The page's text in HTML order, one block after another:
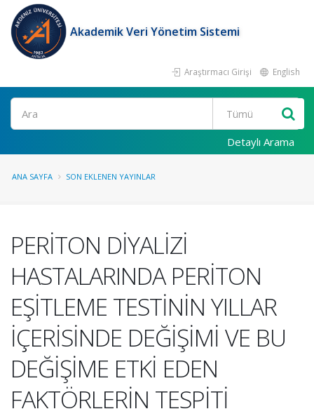
Akademik Veri Yönetim Sistemi
Araştırmacı Girişi English
Ara
Detaylı Arama
ANA SAYFA SON EKLENEN YAYINLAR
PERİTON DİYALİZİ
HASTALARINDA PERİTON
EŞİTLEME TESTİNİN YILLAR
İÇERİSİNDE DEĞİŞİMİ VE BU
DEĞİŞİME ETKİ EDEN
FAKTÖRLERİN TESPİTİ